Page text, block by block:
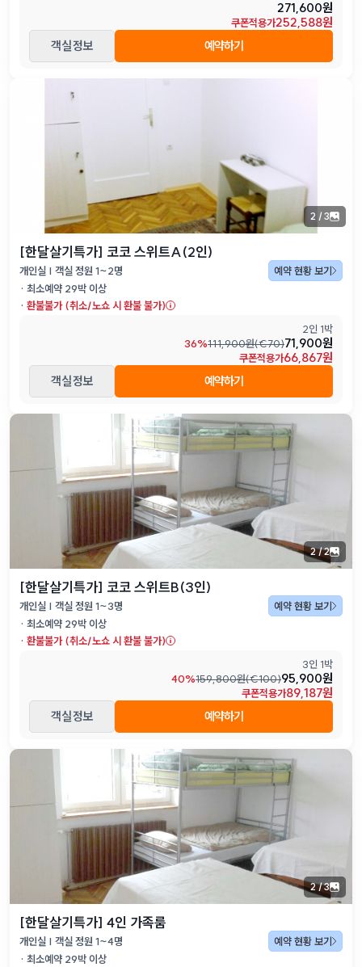
271,600원
쿠폰적용가252,588원
객실 정보
예약하기
2 /3
[한달살기특가] 코코 스위트A(2인)
개인실 | 객실 정원 1~2명
예약 현황 보기
· 최소예약 29박 이상
· 환불불가 (취소/노쇼 시 환불 불가)
2인 1박
36%111,900원(€70)71,900원
쿠폰적용가66,867원
객실 정보
예약하기
2/2
[한달살기특가] 코코 스위트B(3인)
개인실 | 객실 정원 1~3명
예약 현황 보기
· 최소예약 29박 이상
· 환불불가 (취소/노쇼 시 환불 불가)
3인 1박
40%159,800원(€100)95,900원
쿠폰적용가89,187원
객실 정보
예약하기
2/3
[한달살기특가] 4인 가족룸
개인실 | 객실 정원 1~4명
예약 현황 보기
· 최소예약 29박 이상